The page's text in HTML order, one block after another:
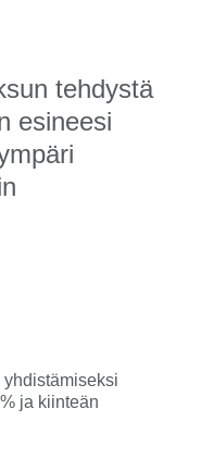
tehdystä
esineesi
yhdistämiseksi
ja kiinteän